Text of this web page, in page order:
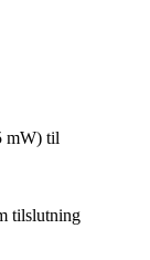
mW) til
tilslutning